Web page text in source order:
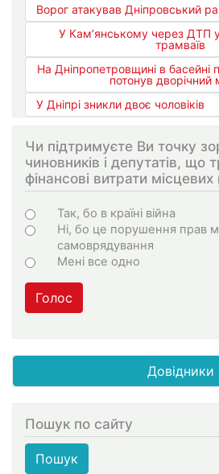
Ворог атакував Дніпровський
У Кам’янському через ДТП
трамваїв
На Дніпропетровщині в басейні
потонув дворічний
У Дніпрі зникли двоє чоловіків
Чи підтримуєте Ви точку
чиновників і депутатів, що
фінансові витрати
Варіанти
Так, бо в країні війна
Ні, бо це порушення прав
самоврядування
Мені все одно
Голос
Довідники
Пошук по сайту
Пошук